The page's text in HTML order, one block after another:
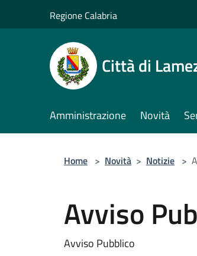
Regione Calabria
Città di
Amministrazione Novità
Home > Novità > Notizie >
Avviso
Avviso Pubblico